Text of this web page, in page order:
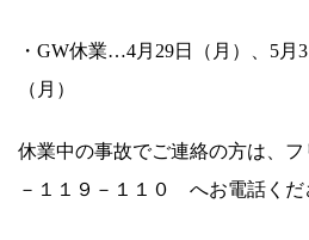
・GW休業…4月29日（月）、5月
（月）
休業中の事故でご連絡の方は、
－１１９－１１０ へお電話くだ